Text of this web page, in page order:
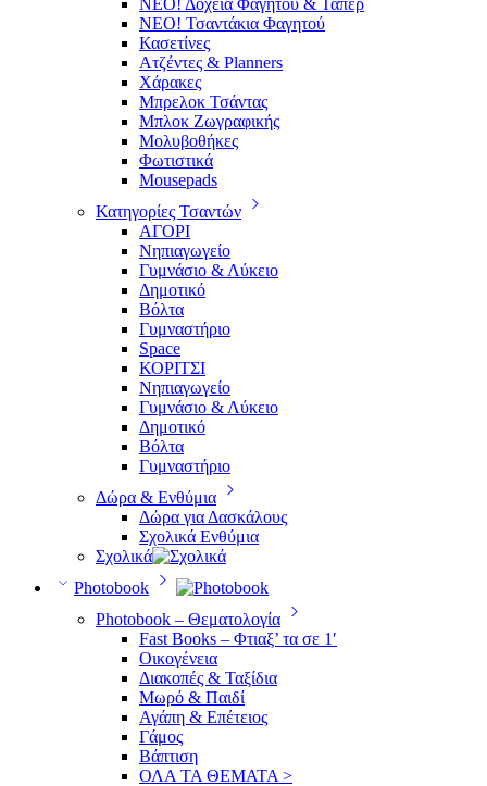
ΝΕΟ! Τσαντάκια Φαγητού
Κασετίνες
Ατζέντες & Planners
Χάρακες
Μπρελοκ Τσάντας
Μπλοκ Ζωγραφικής
Μολυβοθήκες
Φωτιστικά
Mousepads
Κατηγορίες Τσαντών
ΑΓΟΡΙ
Νηπιαγωγείο
Γυμνάσιο & Λύκειο
Δημοτικό
Βόλτα
Γυμναστήριο
Space
ΚΟΡΙΤΣΙ
Νηπιαγωγείο
Γυμνάσιο & Λύκειο
Δημοτικό
Βόλτα
Γυμναστήριο
Δώρα & Ενθύμια
Δώρα για Δασκάλους
Σχολικά Ενθύμια
Σχολικά
Photobook
Photobook – Θεματολογία
Fast Books – Φτιαξ’ τα σε 1′
Οικογένεια
Διακοπές & Ταξίδια
Μωρό & Παιδί
Αγάπη & Επέτειος
Γάμος
Βάπτιση
ΟΛΑ ΤΑ ΘΕΜΑΤΑ >